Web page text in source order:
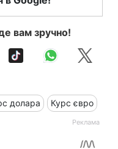
вам зручно!
долара Курс євро